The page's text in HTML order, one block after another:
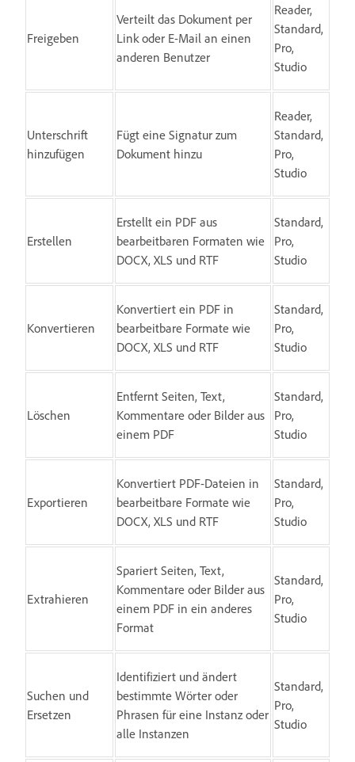
Freigeben
Verteilt das Dokument per
Link oder E-Mail an einen
anderen Benutzer
Reader,
Standard,
Pro,
Studio
Unterschrift
hinzufügen
Fügt eine Signatur zum
Dokument hinzu
Reader,
Standard,
Pro,
Studio
Erstellen
Erstellt ein PDF aus
bearbeitbaren Formaten wie
DOCX, XLS und RTF
Standard,
Pro,
Studio
Konvertieren
Konvertiert ein PDF in
bearbeitbare Formate wie
DOCX, XLS und RTF
Standard,
Pro,
Studio
Löschen
Entfernt Seiten, Text,
Kommentare oder Bilder aus
einem PDF
Standard,
Pro,
Studio
Exportieren
Konvertiert PDF-Dateien in
bearbeitbare Formate wie
DOCX, XLS und RTF
Standard,
Pro,
Studio
Extrahieren
Spariert Seiten, Text,
Kommentare oder Bilder aus
einem PDF in ein anderes
Format
Standard,
Pro,
Studio
Suchen und
Ersetzen
Identifiziert und ändert
bestimmte Wörter oder
Phrasen für eine Instanz oder
alle Instanzen
Standard,
Pro,
Studio